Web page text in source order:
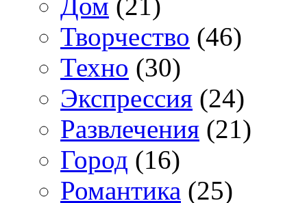
Творчество (46)
Техно (30)
Экспрессия (24)
Развлечения (21)
Город (16)
Романтика (25)